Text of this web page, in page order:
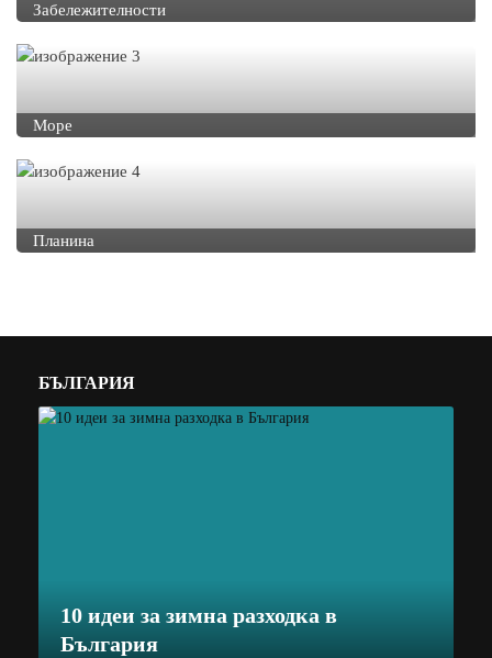
Забележителности
Море
Планина
БЪЛГАРИЯ
10 идеи за зимна разходка в
България